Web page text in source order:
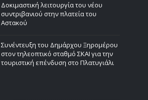
Δοκιμαστική λειτουργία του νέου
συντριβανιού στην πλατεία του
Αστακού
Συνέντευξη του Δημάρχου Ξηρομέρου
στον τηλεοπτικό σταθμό ΣΚΑΙ για την
τουριστική επένδυση στο Πλατυγιάλι